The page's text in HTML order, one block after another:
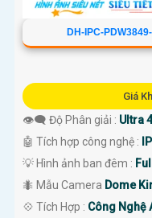
DH-IPC-
Giá
👁️‍🗨 Độ Phân giải : Ultra
🤖️ Tích hợp công nghệ :
💡 Hình ảnh ban đêm :
🐜 Mẫu Camera Dome
️💠 Tích Hợp : Công Nghệ